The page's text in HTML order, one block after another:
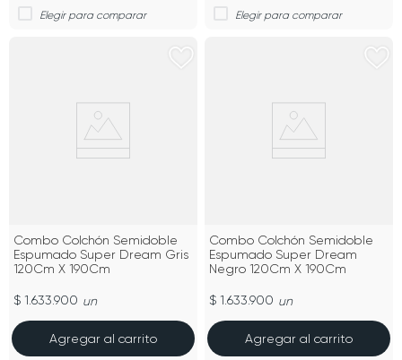
Combo Colchón Semidoble
Espumado Super Dream Gris
120Cm X 190Cm
$ 1.633.900 un
Agregar al carrito
Combo Colchón Semidoble
Espumado Super Dream
Negro 120Cm X 190Cm
$ 1.633.900 un
Agregar al carrito